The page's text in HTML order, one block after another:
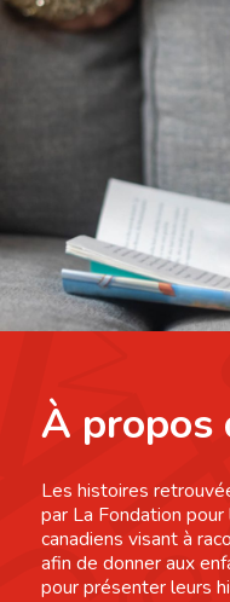
À propos
Les histoires
par La Fondation
canadiens visant à
afin de donner aux
pour présenter leurs